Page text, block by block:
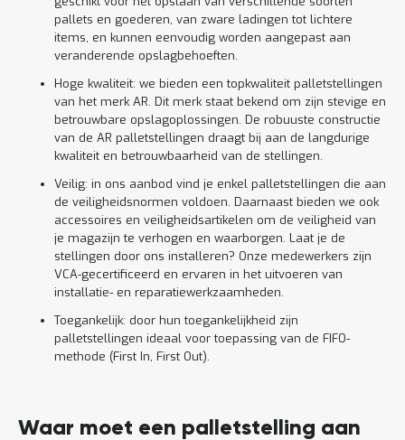
pallets en goederen, van zware ladingen tot lichtere
items, en kunnen eenvoudig worden aangepast aan
veranderende opslagbehoeften.
Hoge kwaliteit: we bieden een topkwaliteit palletstellingen
van het merk AR. Dit merk staat bekend om zijn stevige en
betrouwbare opslagoplossingen. De robuuste constructie
van de AR palletstellingen draagt bij aan de langdurige
kwaliteit en betrouwbaarheid van de stellingen.
Veilig: in ons aanbod vind je enkel palletstellingen die aan
de veiligheidsnormen voldoen. Daarnaast bieden we ook
accessoires en veiligheidsartikelen om de veiligheid van
je magazijn te verhogen en waarborgen. Laat je de
stellingen door ons installeren? Onze medewerkers zijn
VCA-gecertificeerd en ervaren in het uitvoeren van
installatie- en reparatiewerkzaamheden.
Toegankelijk: door hun toegankelijkheid zijn
palletstellingen ideaal voor toepassing van de FIFO-
methode (First In, First Out).
Waar moet een palletstelling aan